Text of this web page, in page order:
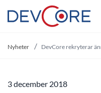
"Nyheter DevCore rekryterar
3 december 2018